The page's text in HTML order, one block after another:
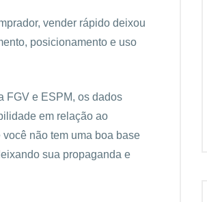
vender rápido deixou
posicionamento e uso
FGV e ESPM, os dados
em relação ao
não tem uma boa base
sua propaganda e